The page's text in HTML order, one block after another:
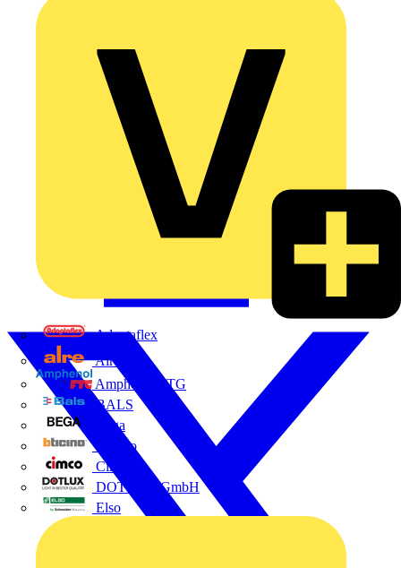
Adaptaflex
Alre
Amphenol FTG
BALS
Bega
Bticino
Cimco
DOTLUX GmbH
Elso